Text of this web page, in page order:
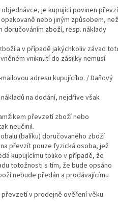
je kupující povinen
nebo jiným způsobem, než
doručováním zboží, resp. náklady
a v případě jakýchkoliv závad
vniknutí do zásilky nemusí
adresu kupujícího. / Daňový
na dodání, nejdříve však
převzetí zboží nebo
neučinil.
(balíku) doručovaného zboží
převzít pouze fyzická osoba, jež
kupujícímu toliko v případě, že
totožnosti s tím, že bude opsáno
nebude předán a prodávajícímu
v prodejně ověření věku